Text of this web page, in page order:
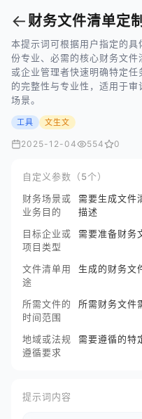
←财务文件清单定
本提示词可根据用户指定的
份专业、必需的核心财务文
或企业管理者快速明确特定
的完整性与专业性，适用于
场景。
工具 文生文
2025-12-04 554 0
自定义参数（5个）
财务场景或
业务目的
需要生成文件
描述
目标企业或
项目类型
需要准备财务
文件清单用
途
生成的财务文
所需文件的
时间范围
所需财务文件
地域或法规
遵循要求
需要遵循的特
提示词内容